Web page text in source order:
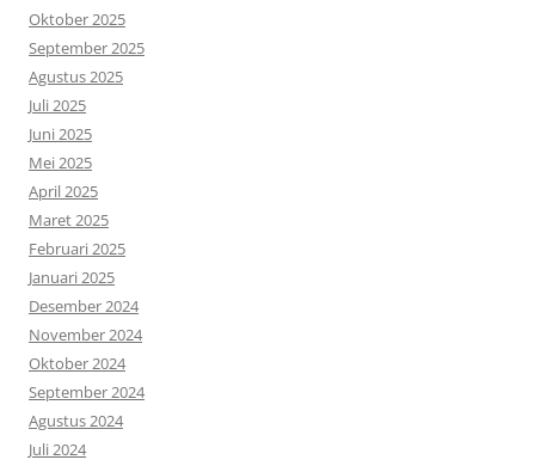
Oktober 2025
September 2025
Agustus 2025
Juli 2025
Juni 2025
Mei 2025
April 2025
Maret 2025
Februari 2025
Januari 2025
Desember 2024
November 2024
Oktober 2024
September 2024
Agustus 2024
Juli 2024